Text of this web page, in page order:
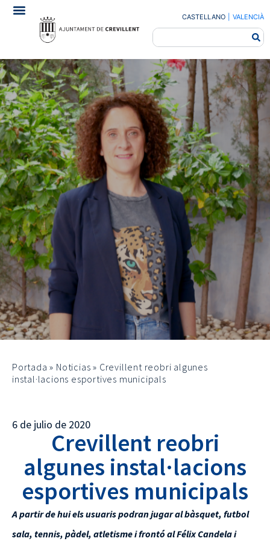
CASTELLANO VALENCIÀ
Portada » Noticias » Crevillent reobri algunes
instal·lacions esportives municipals
6 de julio de 2020
Crevillent reobri
algunes instal·lacions
esportives municipals
A partir de hui els usuaris podran jugar al bàsquet, futbol
sala, tennis, pàdel, atletisme i frontó al Félix Candela i